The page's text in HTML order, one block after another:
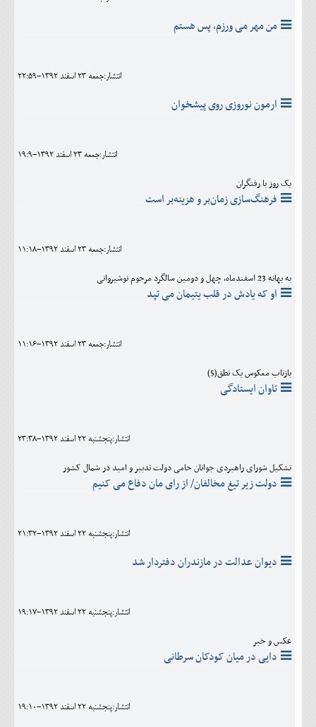
من مهر می ورزم، پس هستم
انتشار:جمعه 23 اسفند 1392-22:59
ارمون نوروزی روی پیشخوان
انتشار:جمعه 23 اسفند 1392-19:9
یک روز با رفتگران
فرهنگ‌سازی زمان‌بر و هزینه‌بر است
انتشار:جمعه 23 اسفند 1392-11:18
به بهانه 23 اسفندماه، چهل و دومین سالگرد مرحوم نوشیروانی
او که یادش در قلب یتیمان می تپد
انتشار:جمعه 23 اسفند 1392-11:16
بازتاب معکوس یک نطق(5)
تاوان ایستادگی
انتشار:پنجشنبه 22 اسفند 1392-23:38
تشکیل شورای راهبردی جوانان حامی دولت تدبیر و امید در شمال کشور
دولت زیر تیغ مخالفان/ از رای مان دفاع می کنیم
انتشار:پنجشنبه 22 اسفند 1392-21:32
دیوان عدالت در مازندران دفتردار شد
انتشار:پنجشنبه 22 اسفند 1392-19:17
عکس و خبر
دایی در میان کودکان سرطانی
انتشار:پنجشنبه 22 اسفند 1392-19:10